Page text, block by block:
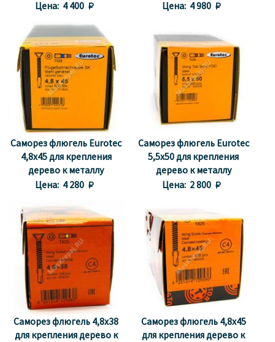
Цена: 4 400 
Цена: 4 980 
Саморез флюгель Еurotec
4,8x45 для крепления
дерево к металлу
Цена: 4 280 
Саморез флюгель Еurotec
5,5x50 для крепления
дерево к металлу
Цена: 2 800 
Саморез флюгель 4,8x38
для крепления дерево к
Саморез флюгель 4,8x45
для крепления дерево к